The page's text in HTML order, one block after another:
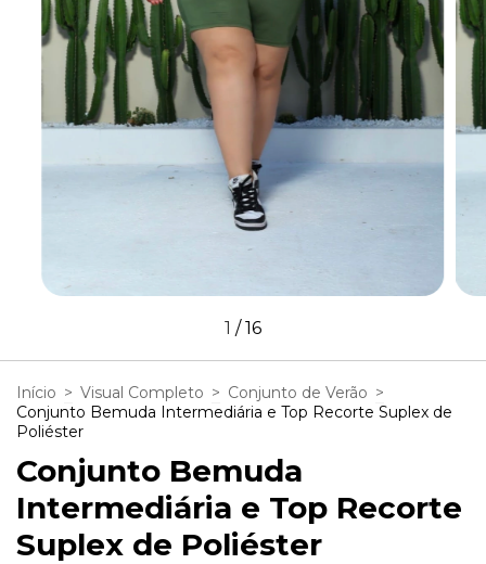
1 /16
Início > Visual Completo > Conjunto de Verão >
Conjunto Bemuda Intermediária e Top Recorte Suplex de
Poliéster
Conjunto Bemuda
Intermediária e Top Recorte
Suplex de Poliéster